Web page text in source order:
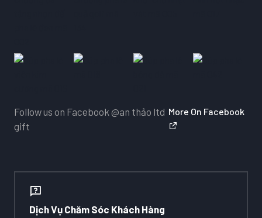
Follow us on Facebook @an thảo ltd
gift
More On Facebook
Dịch Vụ Chăm Sóc Khách Hàng